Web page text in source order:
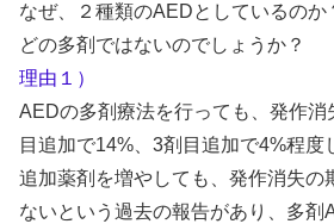
なぜ、２種類のAEDとしているの
どの多剤ではないのでしょうか？
理由１）
AEDの多剤療法を行っても、発作消
目追加で14%、3剤目追加で4%程度
追加薬剤を増やしても、発作消失の
ないという過去の報告があり、多剤